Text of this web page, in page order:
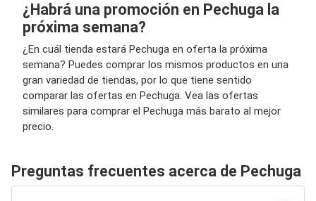
¿Habrá una promoción en Pechuga la
próxima semana?
¿En cuál tienda estará Pechuga en oferta la próxima
semana? Puedes comprar los mismos productos en una
gran variedad de tiendas, por lo que tiene sentido
comparar las ofertas en Pechuga. Vea las ofertas
similares para comprar el Pechuga más barato al mejor
precio.
Preguntas frecuentes acerca de Pechuga